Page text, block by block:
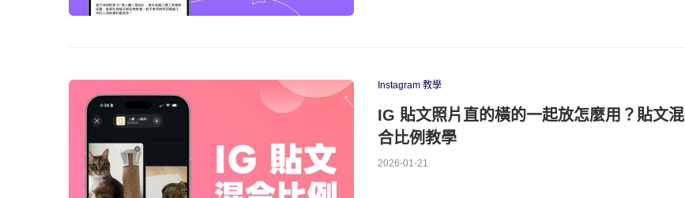
Instagram 教學
IG 貼文照片直的橫的一起放怎麼用？貼文混
合比例教學
2026-01-21